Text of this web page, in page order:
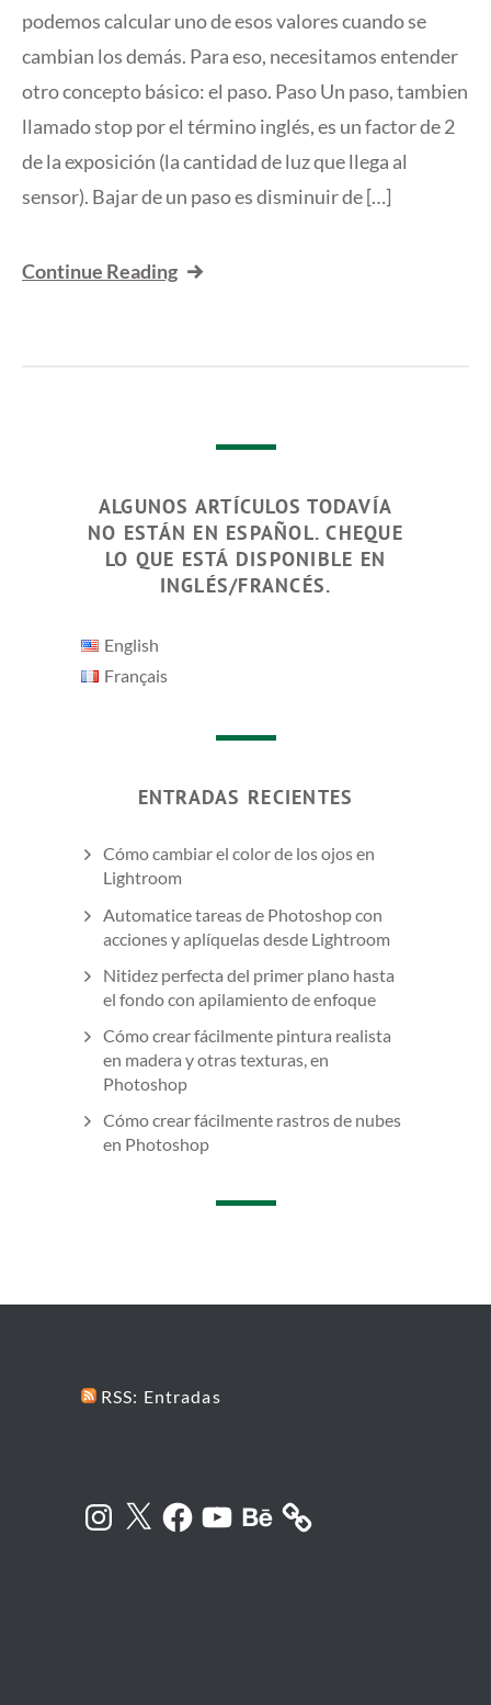
podemos calcular uno de esos valores cuando se
cambian los demás. Para eso, necesitamos entender
otro concepto básico: el paso. Paso Un paso, tambien
llamado stop por el término inglés, es un factor de 2
de la exposición (la cantidad de luz que llega al
sensor). Bajar de un paso es disminuir de […]
Continue Reading
ALGUNOS ARTÍCULOS TODAVÍA
NO ESTÁN EN ESPAÑOL. CHEQUE
LO QUE ESTÁ DISPONIBLE EN
INGLÉS/FRANCÉS.
English
Français
ENTRADAS RECIENTES
Cómo cambiar el color de los ojos en
Lightroom
Automatice tareas de Photoshop con
acciones y aplíquelas desde Lightroom
Nitidez perfecta del primer plano hasta
el fondo con apilamiento de enfoque
Cómo crear fácilmente pintura realista
en madera y otras texturas, en
Photoshop
Cómo crear fácilmente rastros de nubes
en Photoshop
RSS: Entradas
Instagram
X Facebook
YouTubeBehance